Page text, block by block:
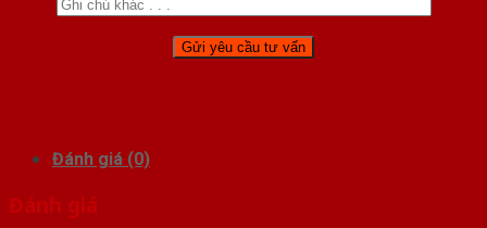
Đánh giá (0)
Đánh giá